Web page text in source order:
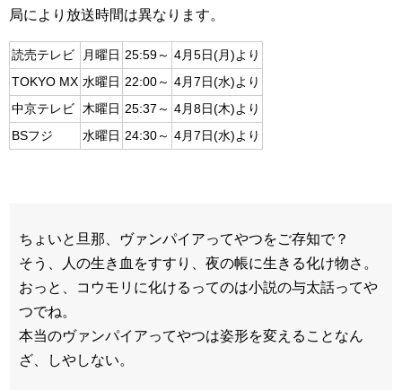
局により放送時間は異なります。
読売テレビ 月曜日 25:59～ 4月5日(月)より
TOKYO MX 水曜日 22:00～ 4月7日(水)より
中京テレビ 木曜日 25:37～ 4月8日(木)より
BSフジ
水曜日 24:30～ 4月7日(水)より
ちょいと旦那、ヴァンパイアってやつをご存知で？
そう、人の生き血をすすり、夜の帳に生きる化け物さ。
おっと、コウモリに化けるってのは小説の与太話ってや
つでね。
本当のヴァンパイアってやつは姿形を変えることなん
ざ、しやしない。